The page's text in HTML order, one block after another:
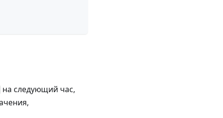
на следующий час,